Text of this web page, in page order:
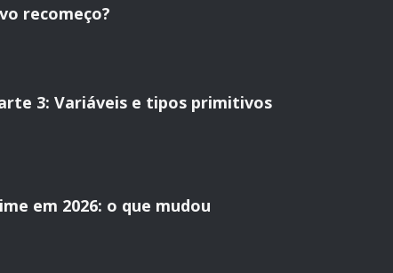
recomeço?
3: Variáveis e tipos primitivos
em 2026: o que mudou